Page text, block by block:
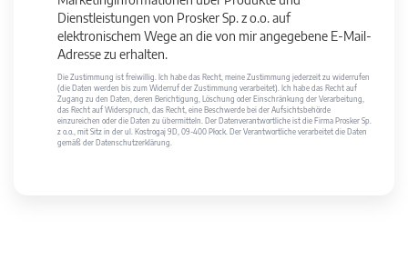
Dienstleistungen von Prosker Sp. z o.o. auf
elektronischem Wege an die von mir angegebene E-Mail-
Adresse zu erhalten.
Die Zustimmung ist freiwillig. Ich habe das Recht, meine Zustimmung jederzeit zu widerrufen
(die Daten werden bis zum Widerruf der Zustimmung verarbeitet). Ich habe das Recht auf
Zugang zu den Daten, deren Berichtigung, Löschung oder Einschränkung der Verarbeitung,
das Recht auf Widerspruch, das Recht, eine Beschwerde bei der Aufsichtsbehörde
einzureichen oder die Daten zu übermitteln. Der Datenverantwortliche ist die Firma Prosker Sp.
z o.o., mit Sitz in der ul. Kostrogaj 9D, 09-400 Płock. Der Verantwortliche verarbeitet die Daten
gemäß der Datenschutzerklärung.